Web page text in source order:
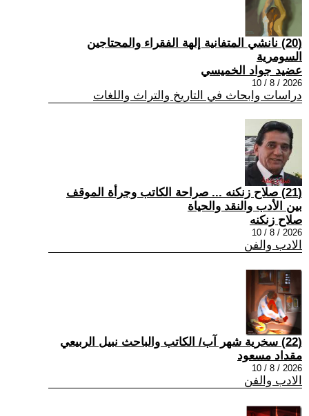
(20) نانشي المتفانية إلهة الفقراء والمحتاجين
السومرية
عضيد جواد الخميسي
2026 / 8 / 10
دراسات وابحاث في التاريخ والتراث واللغات
(21) صلاح زنكنه ... صراحة الكاتب وجرأة الموقف
بين الأدب والنقد والحياة
صلاح زنكنه
2026 / 8 / 10
الادب والفن
(22) سخرية شهر آب/ الكاتب والباحث نبيل الربيعي
مقداد مسعود
2026 / 8 / 10
الادب والفن